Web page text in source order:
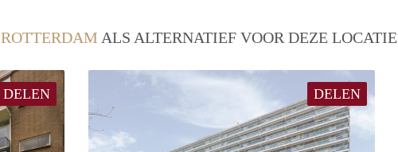
ROTTERDAM ALS ALTERNATIEF VOOR DEZE LOCATIE
DELEN DELEN